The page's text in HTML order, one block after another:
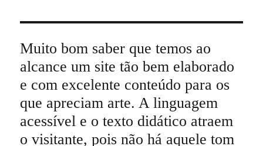
Muito bom saber que temos ao
alcance um site tão bem elaborado
e com excelente conteúdo para os
que apreciam arte. A linguagem
acessível e o texto didático atraem
o visitante, pois não há aquele tom